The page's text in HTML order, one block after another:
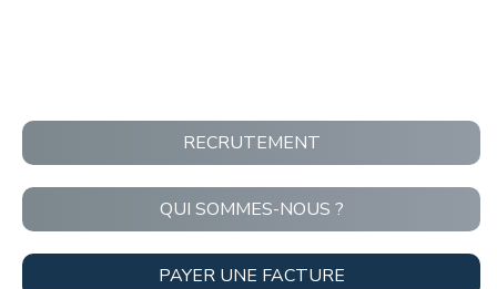
RECRUTEMENT
QUI SOMMES-NOUS ?
PAYER UNE FACTURE